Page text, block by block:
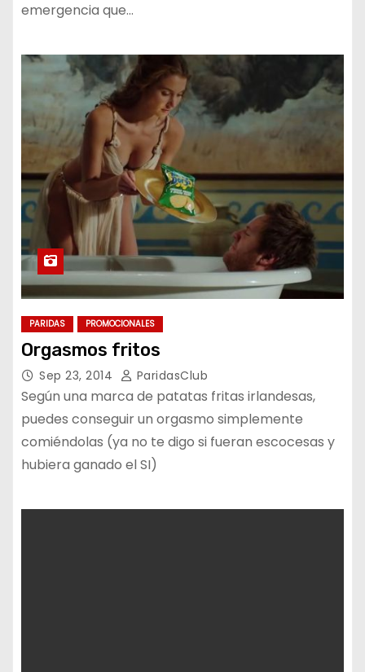
emergencia que…
PARIDAS PROMOCIONALES
Orgasmos fritos
Sep 23, 2014 ParidasClub
Según una marca de patatas fritas irlandesas,
puedes conseguir un orgasmo simplemente
comiéndolas (ya no te digo si fueran escocesas y
hubiera ganado el SI)